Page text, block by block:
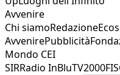
Avvenire
Chi siamoRedazione
AvvenirePubblicità
Mondo CEI
SIRRadio InBluTV2000